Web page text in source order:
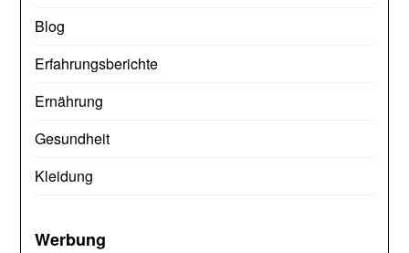
Blog
Erfahrungsberichte
Ernährung
Gesundheit
Kleidung
Werbung